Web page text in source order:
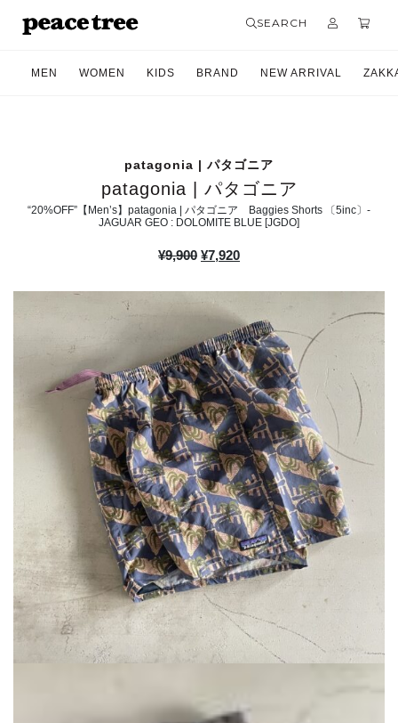
SEARCH
MEN WOMEN KIDS BRAND NEW ARRIVAL
patagonia | パタゴニア
patagonia | パタゴニア
“20%OFF”【Men’s】patagonia | パタゴニア Baggies Shorts 〔5inc〕-
JAGUAR GEO : DOLOMITE BLUE [JGDO]
¥9,900 元
価
格
は
¥9,900
で
し
た。
¥7,920現
価
格
は
¥7,920
で
す。